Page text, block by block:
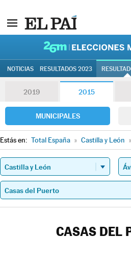
NOTICIAS RESULTADOS 2023
2019 2015
MUNICIPALES
Estás en: Total España » Castilla y León »
CASAS DEL